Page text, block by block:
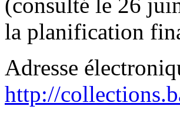
la planification
Adresse
http://